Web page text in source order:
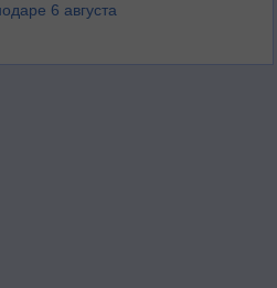
6 августа